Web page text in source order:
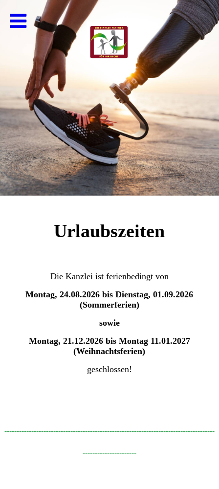
Urlaubszeiten
Die Kanzlei ist ferienbedingt von
Montag, 24.08.2026 bis Dienstag, 01.09.2026
(Sommerferien)
sowie
Montag, 21.12.2026 bis Montag 11.01.2027
(Weihnachtsferien)
geschlossen!
--------------------------------------------------------------------------------------
----------------------